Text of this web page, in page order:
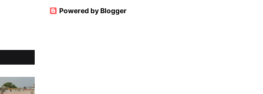
Powered by Blogger